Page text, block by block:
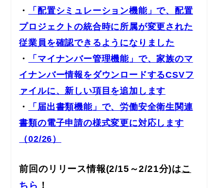
・
「配置シミュレーション機能」で、配置
プロジェクトの統合時に所属が変更された
従業員を確認できるようになりました
・
「マイナンバー管理機能」で、家族のマ
イナンバー情報をダウンロードするCSVフ
ァイルに、新しい項目を追加します
・
「届出書類機能」で、労働安全衛生関連
書類の電子申請の様式変更に対応します
（02/26）
前回のリリース情報(2/15 ～2/21分)はこ
ちら ！